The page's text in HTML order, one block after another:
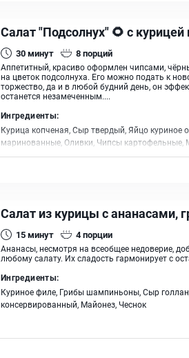
Салат "Подсолнух" 🌻 с
30минут 8порций
Аппетитный, красиво оформлен чипсами,
на цветок подсолнуха. Его можно подать к
торжество, да и в любой будний день, он
останется незамеченным....
Ингредиенты:
Курица копченая, Сыр твердый, Яйцо куриное
маринованные, Оливки, Чипсы картофельные,
Салат из курицы с ананасами,
15минут 4порции
Ананасы, несмотря на всеобщее недоверие,
любому салату. Их сладость гармонирует с
Ингредиенты:
Куриное филе, Грибы шампиньоны, Сыр
консервированный, Майонез, Чеснок